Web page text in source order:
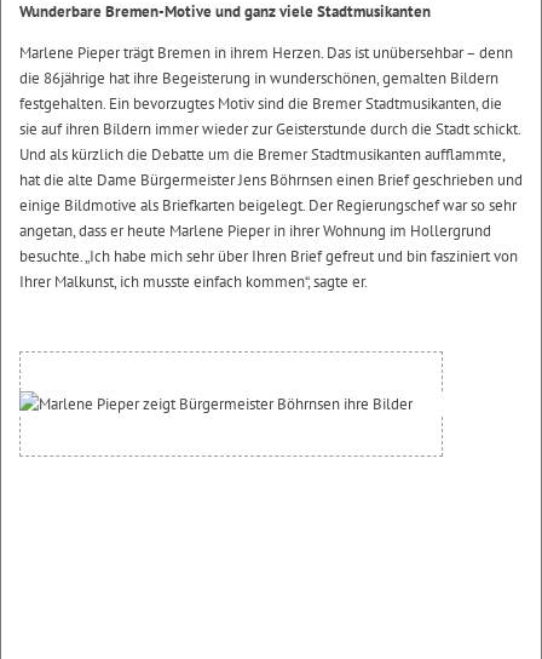
Wunderbare Bremen-Motive und ganz viele Stadtmusikanten
Marlene Pieper trägt Bremen in ihrem Herzen. Das ist unübersehbar – denn
die 86jährige hat ihre Begeisterung in wunderschönen, gemalten Bildern
festgehalten. Ein bevorzugtes Motiv sind die Bremer Stadtmusikanten, die
sie auf ihren Bildern immer wieder zur Geisterstunde durch die Stadt schickt.
Und als kürzlich die Debatte um die Bremer Stadtmusikanten aufflammte,
hat die alte Dame Bürgermeister Jens Böhrnsen einen Brief geschrieben und
einige Bildmotive als Briefkarten beigelegt. Der Regierungschef war so sehr
angetan, dass er heute Marlene Pieper in ihrer Wohnung im Hollergrund
besuchte. „Ich habe mich sehr über Ihren Brief gefreut und bin fasziniert von
Ihrer Malkunst, ich musste einfach kommen“, sagte er.